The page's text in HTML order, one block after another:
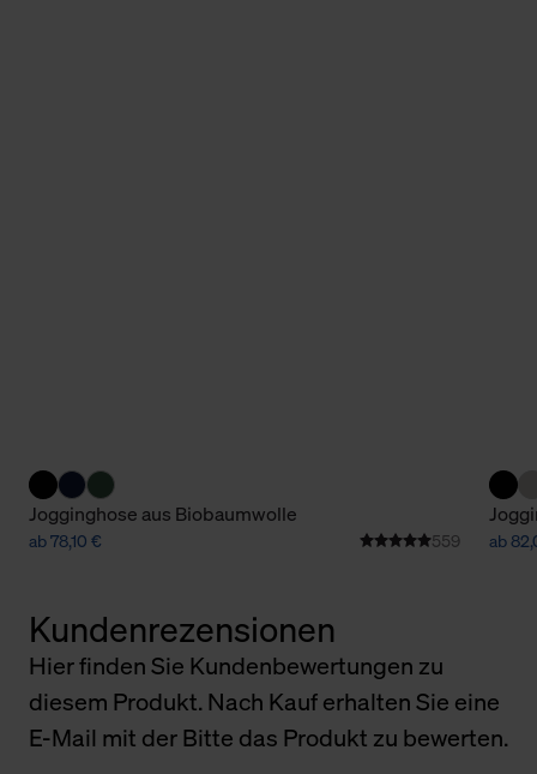
Jogginghose aus Biobaumwolle
ab 78,10 € 559 ab
Kundenrezensionen
Hier finden Sie Kundenbewertungen zu
diesem Produkt. Nach Kauf erhalten Sie eine
E-Mail mit der Bitte das Produkt zu bewerten.